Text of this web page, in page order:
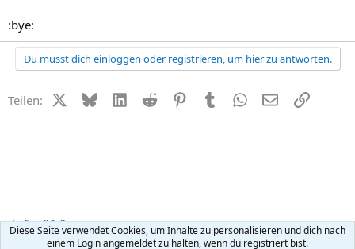
:bye:
Du musst dich einloggen oder registrieren, um hier zu antworten.
Teilen: X (Twitter)
BlueskyLinkedIn
Reddit PinterestTumblr WhatsApp
E-MailLink
Small Talk
Diese Seite verwendet Cookies, um Inhalte zu personalisieren und dich nach
einem Login angemeldet zu halten, wenn du registriert bist.